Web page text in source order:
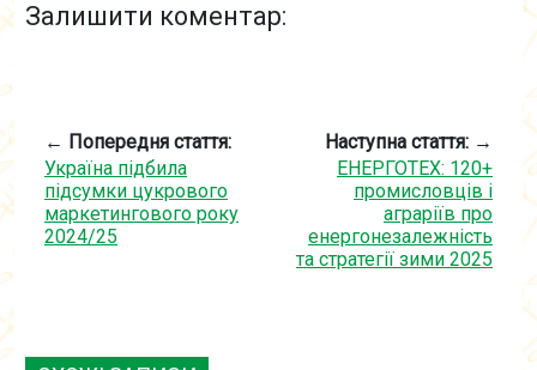
Залишити коментар:
← Попередня стаття:
Україна підбила
підсумки цукрового
маркетингового року
2024/25
Наступна стаття: →
ЕНЕРГОТЕХ: 120+
промисловців і
аграріїв про
енергонезалежність
та стратегії зими 2025